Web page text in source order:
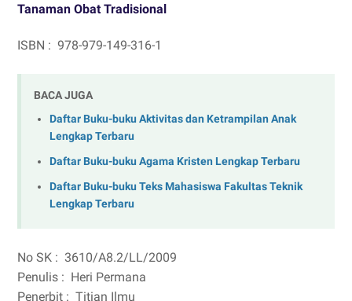
Tanaman Obat Tradisional
ISBN : 978-979-149-316-1
BACA JUGA
Daftar Buku-buku Aktivitas dan Ketrampilan Anak
Lengkap Terbaru
Daftar Buku-buku Agama Kristen Lengkap Terbaru
Daftar Buku-buku Teks Mahasiswa Fakultas Teknik
Lengkap Terbaru
No SK : 3610/A8.2/LL/2009
Penulis : Heri Permana
Penerbit : Titian Ilmu